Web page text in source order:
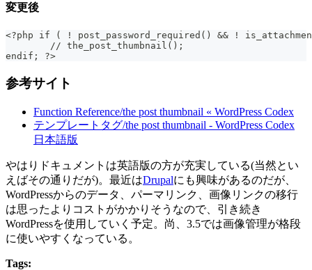
変更後
<?php if ( ! post_password_required() && !
	// the_post_thumbnail();
endif; ?>
参考サイト
Function Reference/the post thumbnail « WordPress Codex
テンプレートタグ/the post thumbnail - WordPress Codex
日本語版
やはりドキュメントは英語版の方が充実している(当然とい
えばその通りだが)。最近はDrupalにも興味があるのだが、
WordPressからのデータ、パーマリンク、画像リンクの移行
は思ったよりコストがかかりそうなので、引き続き
WordPressを使用していく予定。尚、3.5では画像管理が格段
に使いやすくなっている。
Tags: